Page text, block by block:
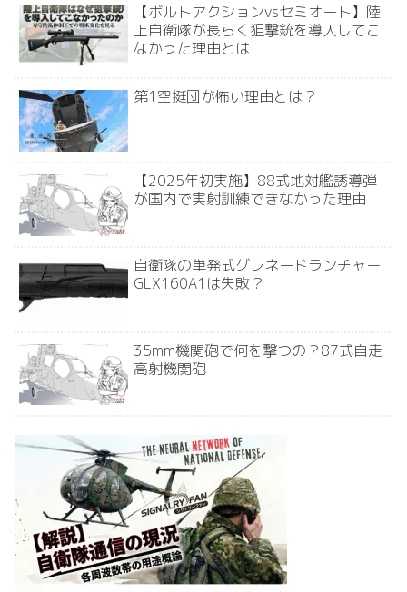
【ボルトアクションvsセミオート】陸
上自衛隊が長らく狙撃銃を導入してこ
なかった理由とは
第1空挺団が怖い理由とは？
【2025年初実施】88式地対艦誘導弾
が国内で実射訓練できなかった理由
自衛隊の単発式グレネードランチャー
GLX160A1は失敗？
35mm機関砲で何を撃つの？87式自走
高射機関砲